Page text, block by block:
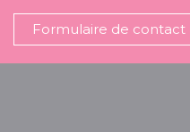
Formulaire de contact